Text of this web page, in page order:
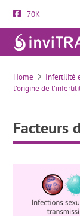
70K
Home Infertilité
l'origine de
Facteurs